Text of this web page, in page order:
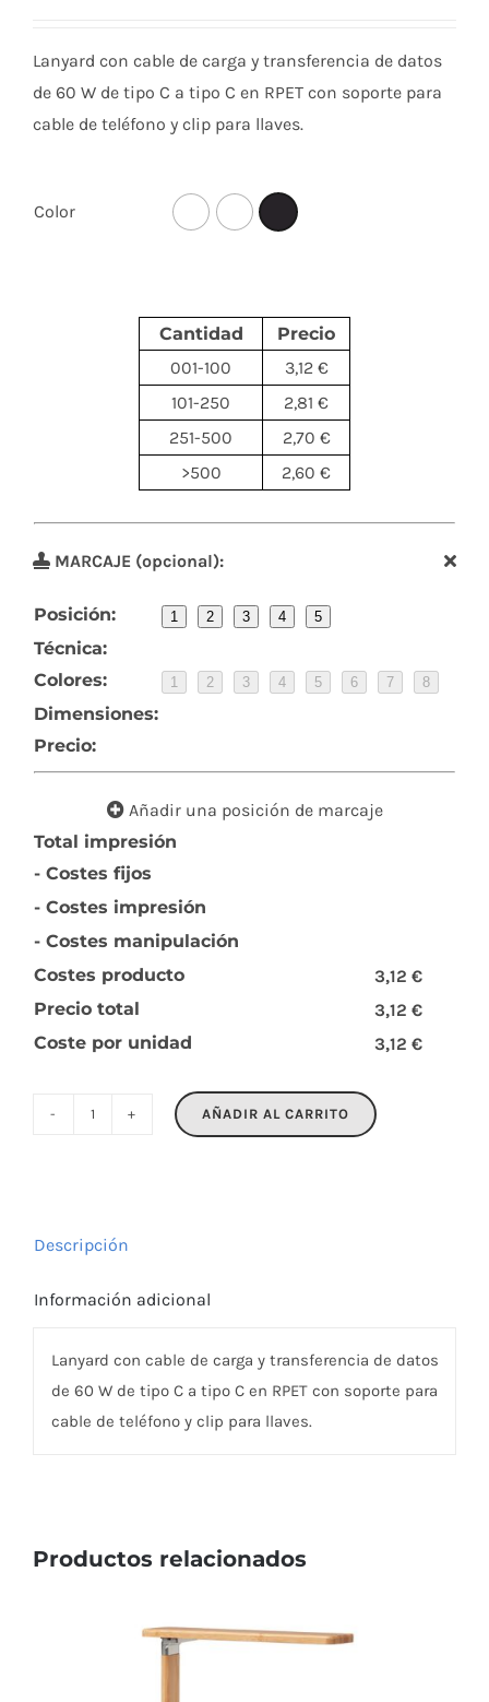
Lanyard con cable de carga y transferencia de datos
de 60 W de tipo C a tipo C en RPET con soporte para
cable de teléfono y clip para llaves.
Color
Cantidad
Precio
001-100
3,12 €
101-250
2,81 €
251-500
2,70 €
>500
2,60 €
MARCAJE (opcional):
Posición: 1 2 3 4 5
Técnica:
Colores:
1 2 3 4 5 6 7 8
Dimensiones:
Precio:
Añadir una posición de marcaje
Total impresión
- Costes fijos
- Costes impresión
- Costes manipulación
Costes producto
3,12 €
Precio total
3,12 €
Coste por unidad
3,12 €
COCHARGE
AÑADIR AL CARRITO
Descripción
Información adicional
Lanyard con cable de carga y transferencia de datos
de 60 W de tipo C a tipo C en RPET con soporte para
cable de teléfono y clip para llaves.
Productos relacionados